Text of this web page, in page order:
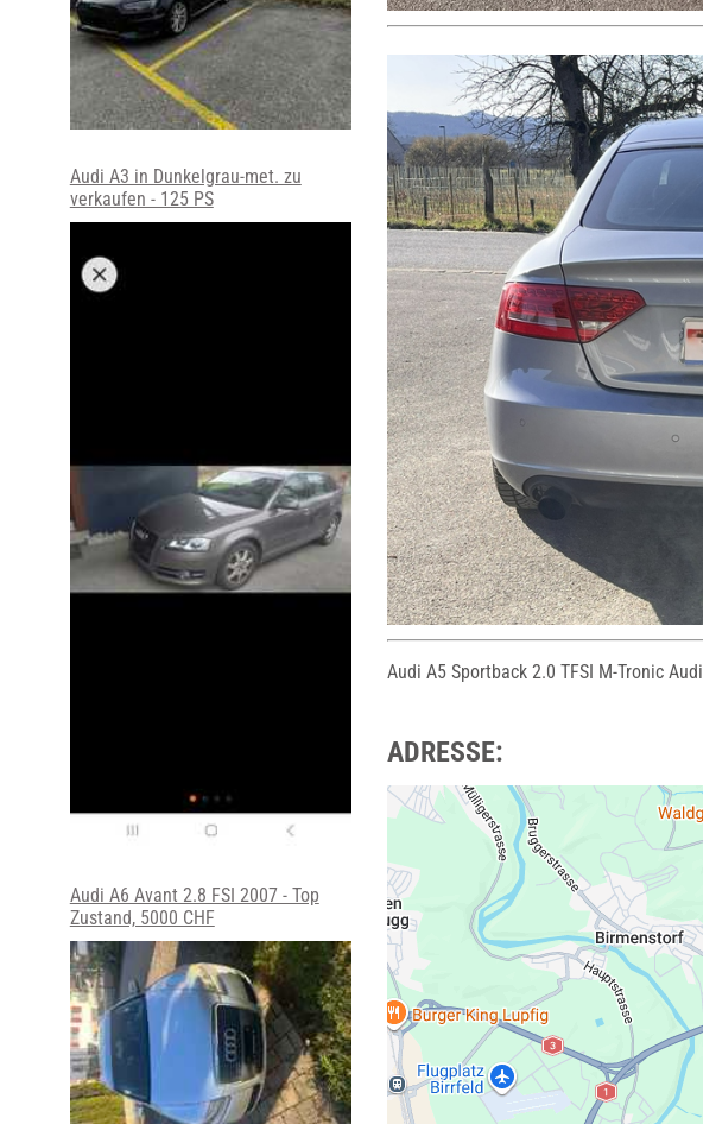
Audi A5 Sportback 2.0 TFSI M-Tronic Audi
ADRESSE:
Audi A3 in Dunkelgrau-met. zu
verkaufen - 125 PS
Audi A6 Avant 2.8 FSI 2007 - Top
Zustand, 5000 CHF